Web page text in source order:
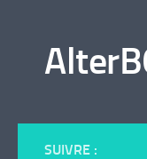
SUIVRE :